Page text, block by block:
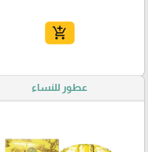
add_shopping_cart
عطور للنساء